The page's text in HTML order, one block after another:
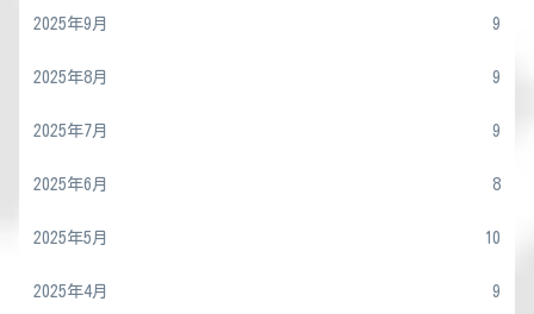
2025年9月 9
2025年8月 9
2025年7月 9
2025年6月 8
2025年5月 10
2025年4月 9